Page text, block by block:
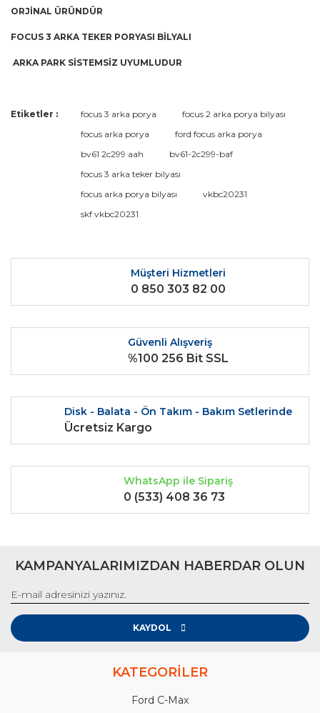
ORJİNAL ÜRÜNDÜR
FOCUS 3 ARKA TEKER PORYASI BİLYALI
ARKA PARK SİSTEMSİZ UYUMLUDUR
Bu ürüne ilk yorumu siz yapın!
Yorum Yaz
Bu ürünün fiyat bilgisi, resim, ürün açıklamalarında ve diğer
kullanarak tarafımıza iletebilirsiniz.
Görüş ve önerileriniz için teşekkür ederiz.
Bu ürüne benzer farklı alternatifler olmalı.
Gönder
Etiketler : focus 3 arka porya
focus 2 arka porya bilyası
focus arka porya
ford focus arka porya
bv61 2c299 aah
bv61-2c299-baf
focus 3 arka teker bilyası
focus arka porya bilyası
vkbc20231
skf vkbc20231
Müşteri Hizmetleri
0 850 303 82 00
Güvenli Alışveriş
%100 256 Bit SSL
Disk - Balata - Ön Takım - Bakım Setlerinde
Ücretsiz Kargo
WhatsApp ile Sipariş
0 (533) 408 36 73
KAMPANYALARIMIZDAN HABERDAR OLUN
KAYDOL
KATEGORİLER
Ford C-Max